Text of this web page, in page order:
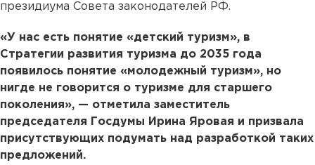
президиума Совета законодателей РФ.
«У нас есть понятие «детский туризм», в
Стратегии развития туризма до 2035 года
появилось понятие «молодежный туризм», но
нигде не говорится о туризме для старшего
поколения», — отметила заместитель
председателя Госдумы Ирина Яровая и призвала
присутствующих подумать над разработкой таких
предложений.